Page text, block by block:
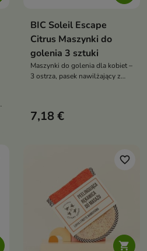
BIC Soleil Escape
Citrus Maszynki do
golenia 3 sztuki
Maszynki do golenia dla kobiet –
3 ostrza, pasek nawilżający z
7,18 €

favorite_border